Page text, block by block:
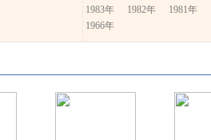
1983年
1982年 1981年
1966年